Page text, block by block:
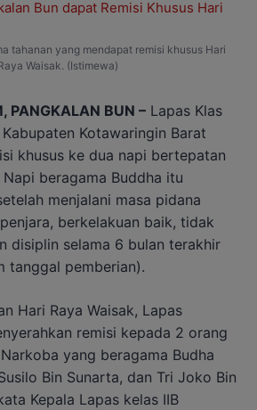
tahanan yang mendapat remisi khusus Hari
Waisak. (Istimewa)
PANGKALAN BUN – Lapas Klas
Kabupaten Kotawaringin Barat
khusus ke dua napi bertepatan
Napi beragama Buddha itu
menjalani masa pidana
berkelakuan baik, tidak
disiplin selama 6 bulan terakhir
tanggal pemberian).
Hari Raya Waisak, Lapas
remisi kepada 2 orang
yang beragama Budha
Bin Sunarta, dan Tri Joko Bin
Kepala Lapas kelas IIB